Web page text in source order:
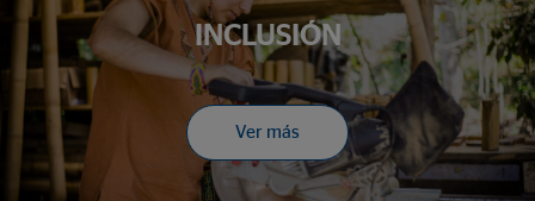
INCLUSIÓN
Ver más